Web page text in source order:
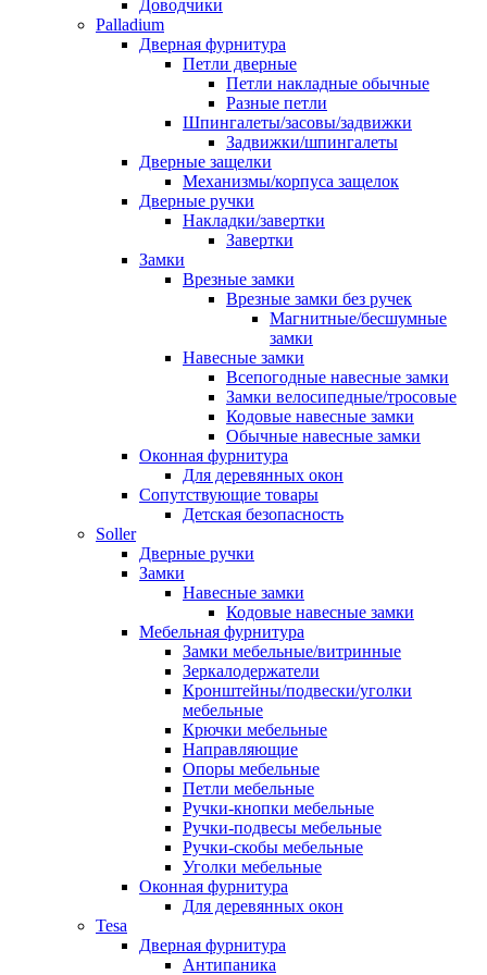
Доводчики
Palladium
Дверная фурнитура
Петли дверные
Петли накладные обычные
Разные петли
Шпингалеты/засовы/задвижки
Задвижки/шпингалеты
Дверные защелки
Механизмы/корпуса защелок
Дверные ручки
Накладки/завертки
Завертки
Замки
Врезные замки
Врезные замки без ручек
Магнитные/бесшумные
замки
Навесные замки
Всепогодные навесные замки
Замки велосипедные/тросовые
Кодовые навесные замки
Обычные навесные замки
Оконная фурнитура
Для деревянных окон
Сопутствующие товары
Детская безопасность
Soller
Дверные ручки
Замки
Навесные замки
Кодовые навесные замки
Мебельная фурнитура
Замки мебельные/витринные
Зеркалодержатели
Кронштейны/подвески/уголки
мебельные
Крючки мебельные
Направляющие
Опоры мебельные
Петли мебельные
Ручки-кнопки мебельные
Ручки-подвесы мебельные
Ручки-скобы мебельные
Уголки мебельные
Оконная фурнитура
Для деревянных окон
Tesa
Дверная фурнитура
Антипаника